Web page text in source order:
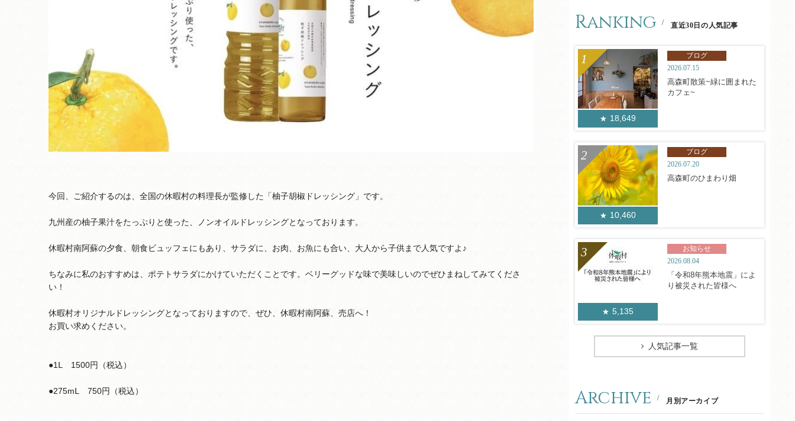
今回、ご紹介するのは、全国の休暇村の料理長が監修した「柚子胡椒ドレッシング」です。
九州産の柚子果汁をたっぷりと使った、ノンオイルドレッシングとなっております。
休暇村南阿蘇の夕食、朝食ビュッフェにもあり、サラダに、お肉、お魚にも合い、大人から子供まで人気ですよ♪
ちなみに私のおすすめは、ポテトサラダにかけていただくことです。ベリーグッドな味で美味しいのでぜひまねしてみてくださ
い！
休暇村オリジナルドレッシングとなっておりますので、ぜひ、休暇村南阿蘇、売店へ！
お買い求めください。
●1Ⅼ 1500円（税込）
●275mⅬ 750円（税込）
Ranking 直近30日の人気記事
18,649
ブログ
2026.07.15
高森町散策~緑に囲まれた
カフェ~
10,460
ブログ
2026.07.20
高森町のひまわり畑
5,135
お知らせ
2026.08.04
「令和8年熊本地震」によ
り被災された皆様へ
人気記事一覧
Archive 月別アーカイブ